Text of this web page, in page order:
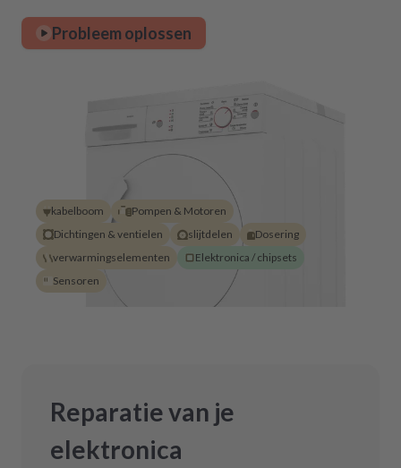
Probleem oplossen
kabelboom
Pompen & Motoren
Dichtingen & ventielen
slijtdelen
Dosering
verwarmingselementen
Elektronica / chipsets
Sensoren
Reparatie van je
elektronica